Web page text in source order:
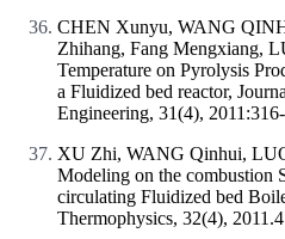
CHEN Xunyu, WANG
Zhihang, Fang Mengxiang,
Temperature on Pyrolysis
a Fluidized bed reactor,
Engineering, 31(4),
XU Zhi, WANG Qinhui,
Modeling on the combustion
circulating Fluidized bed
Thermophysics, 32(4),